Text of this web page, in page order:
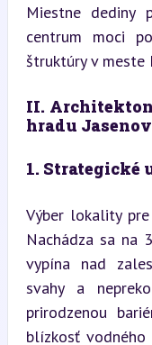
Miestne dediny
centrum moci
štruktúry v meste
II.
hradu Jasenov
1. Strategické
Výber lokality pre
Nachádza sa na
vypína nad
svahy a
prirodzenou
blízkosť vodného